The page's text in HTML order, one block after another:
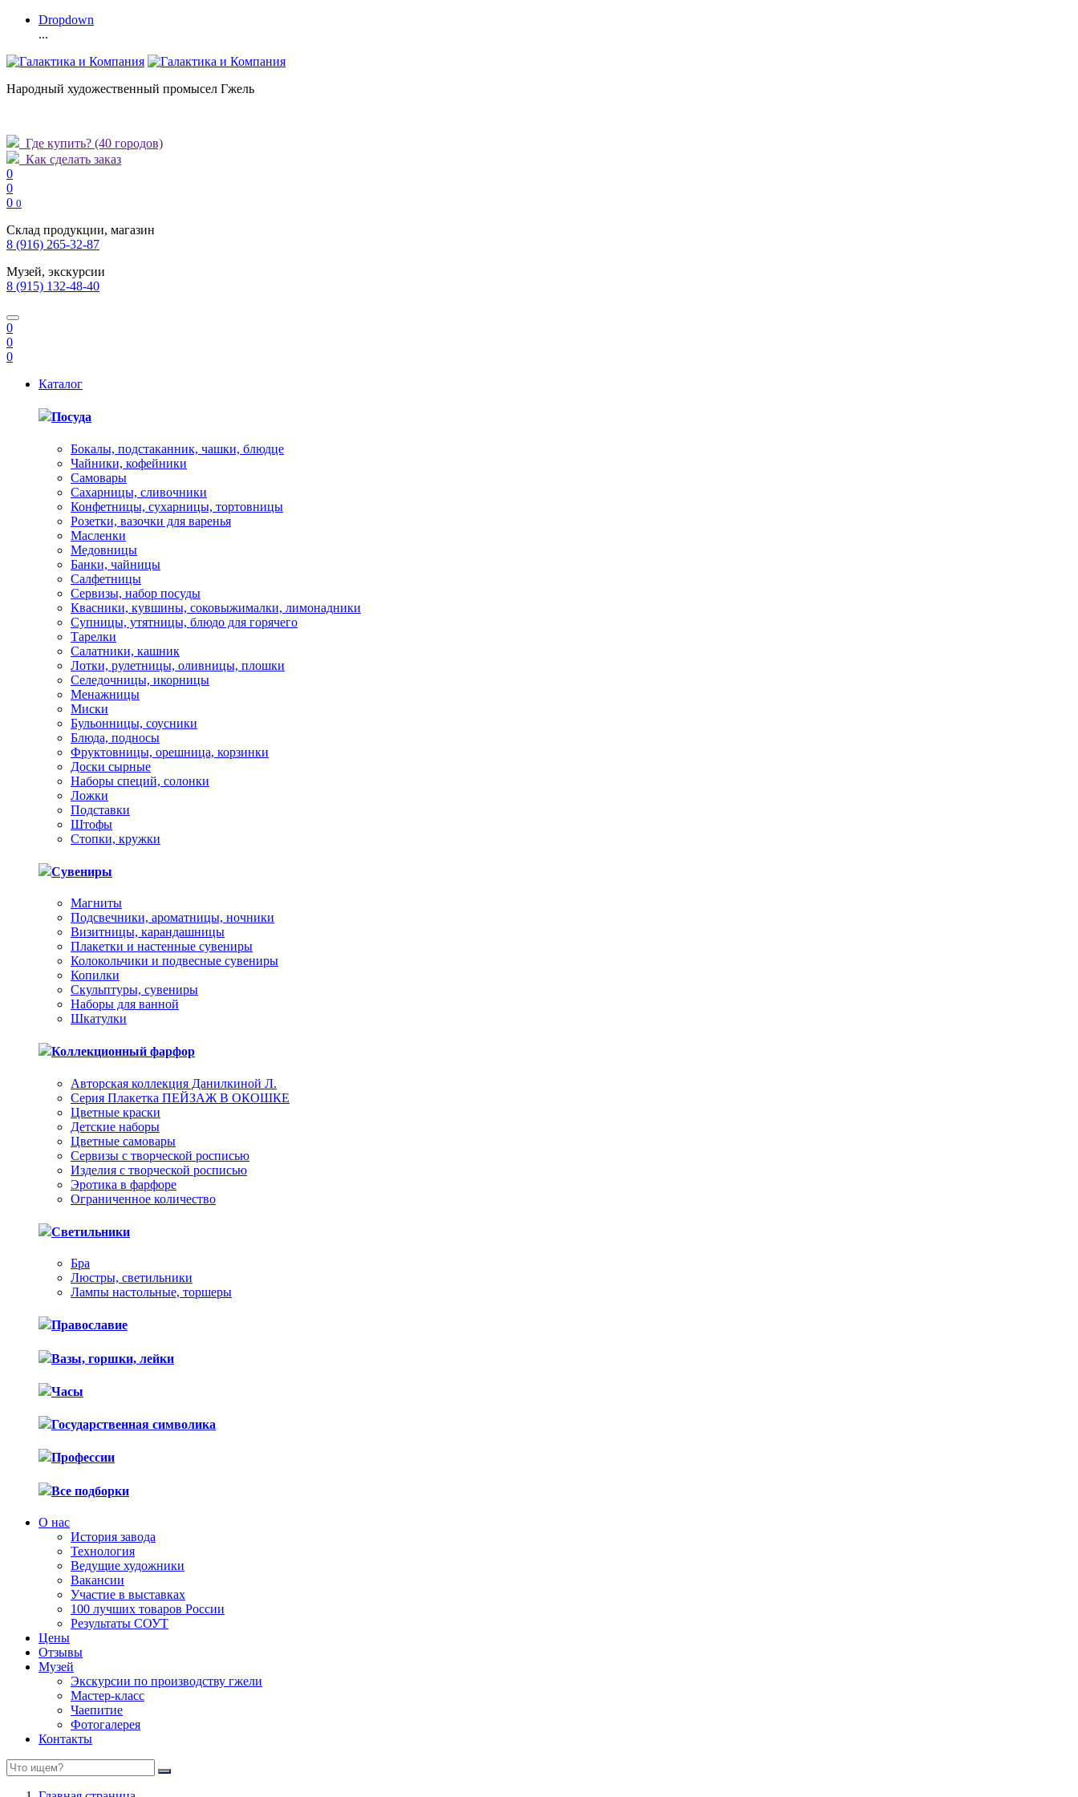
Dropdown
...
Народный художественный промысел Гжель
Где купить? (40 городов)
Как сделать заказ
0
0
0 0
Склад продукции, магазин
8 (916) 265-32-87
Музей, экскурсии
8 (915) 132-48-40
0
0
0
Каталог
Посуда
Бокалы, подстаканник, чашки, блюдце
Чайники, кофейники
Самовары
Сахарницы, сливочники
Конфетницы, сухарницы, тортовницы
Розетки, вазочки для варенья
Масленки
Медовницы
Банки, чайницы
Салфетницы
Сервизы, набор посуды
Квасники, кувшины, соковыжималки, лимонадники
Супницы, утятницы, блюдо для горячего
Тарелки
Салатники, кашник
Лотки, рулетницы, оливницы, плошки
Селедочницы, икорницы
Менажницы
Миски
Бульонницы, соусники
Блюда, подносы
Фруктовницы, орешница, корзинки
Доски сырные
Наборы специй, солонки
Ложки
Подставки
Штофы
Стопки, кружки
Сувениры
Магниты
Подсвечники, ароматницы, ночники
Визитницы, карандашницы
Плакетки и настенные сувениры
Колокольчики и подвесные сувениры
Копилки
Скульптуры, сувениры
Наборы для ванной
Шкатулки
Коллекционный фарфор
Авторская коллекция Данилкиной Л.
Серия Плакетка ПЕЙЗАЖ В ОКОШКЕ
Цветные краски
Детские наборы
Цветные самовары
Сервизы с творческой росписью
Изделия с творческой росписью
Эротика в фарфоре
Ограниченное количество
Светильники
Бра
Люстры, светильники
Лампы настольные, торшеры
Православие
Вазы, горшки, лейки
Часы
Государственная символика
Профессии
Все подборки
О нас
История завода
Технология
Ведущие художники
Вакансии
Участие в выставках
100 лучших товаров России
Результаты СОУТ
Цены
Отзывы
Музей
Экскурсии по производству гжели
Мастер-класс
Чаепитие
Фотогалерея
Контакты